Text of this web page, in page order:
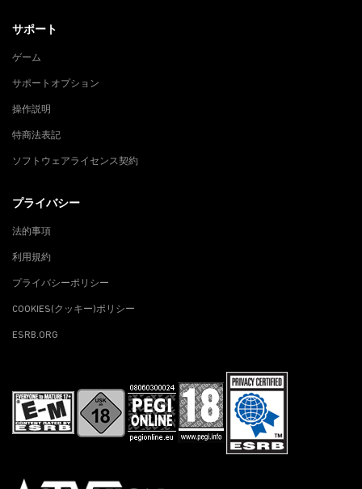
サポート
ゲーム
サポートオプション
操作説明
特商法表記
ソフトウェアライセンス契約
プライバシー
法的事項
利用規約
プライバシーポリシー
COOKIES(クッキー)ポリシー
ESRB.ORG